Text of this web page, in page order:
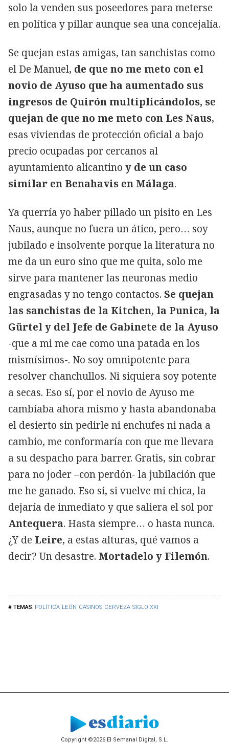
POLÍTICA LEÓN CASINOS CERVEZA SIGLO XXI
solo la venden sus poseedores para meterse
en política y pillar aunque sea una concejalía.
Se quejan estas amigas, tan sanchistas como
el De Manuel, de que no me meto con el
novio de Ayuso que ha aumentado sus
ingresos de Quirón multiplicándolos, se
quejan de que no me meto con Les Naus,
esas viviendas de protección oficial a bajo
precio ocupadas por cercanos al
ayuntamiento alicantino y de un caso
similar en Benahavis en Málaga.
Ya querría yo haber pillado un pisito en Les
Naus, aunque no fuera un ático, pero… soy
jubilado e insolvente porque la literatura no
me da un euro sino que me quita, solo me
sirve para mantener las neuronas medio
engrasadas y no tengo contactos. Se quejan
las sanchistas de la Kitchen, la Punica, la
Gürtel y del Jefe de Gabinete de la Ayuso
-que a mi me cae como una patada en los
mismísimos-. No soy omnipotente para
resolver chanchullos. Ni siquiera soy potente
a secas. Eso sí, por el novio de Ayuso me
cambiaba ahora mismo y hasta abandonaba
el desierto sin pedirle ni enchufes ni nada a
cambio, me conformaría con que me llevara
a su despacho para barrer. Gratis, sin cobrar
para no joder –con perdón- la jubilación que
me he ganado. Eso si, si vuelve mi chica, la
dejaría de inmediato y que saliera el sol por
Antequera. Hasta siempre… o hasta nunca.
¿Y de Leire, a estas alturas, qué vamos a
decir? Un desastre. Mortadelo y Filemón.
Copyright ©2026 El Semanal Digital, S.L.